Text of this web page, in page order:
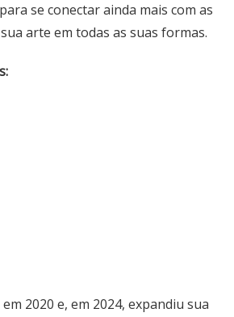
se conectar ainda mais com as
arte em todas as suas formas.
2020 e, em 2024, expandiu sua